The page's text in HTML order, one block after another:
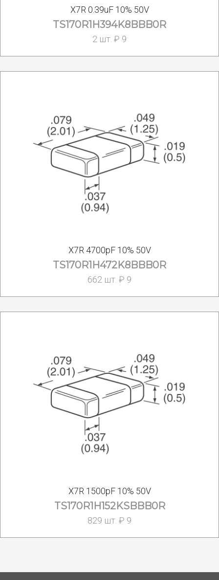
X7R 0.39uF 10% 50V
TS170R1H394K8BBB0R
2 шт. ₽ 9
X7R 4700pF 10% 50V
TS170R1H472K8BBB0R
662 шт. ₽ 9
X7R 1500pF 10% 50V
TS170R1H152KSBBB0R
829 шт. ₽ 9